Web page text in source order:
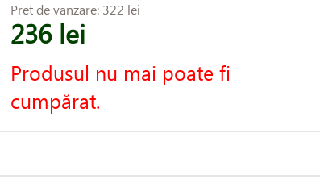
Pret de vanzare:322 lei
236 lei
Produsul nu mai poate fi
cumpărat.